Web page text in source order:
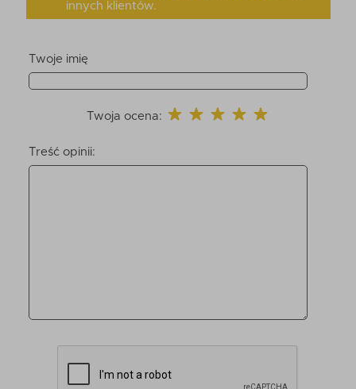
innych klientów.
Twoje imię
Twoja ocena:
Treść opinii: